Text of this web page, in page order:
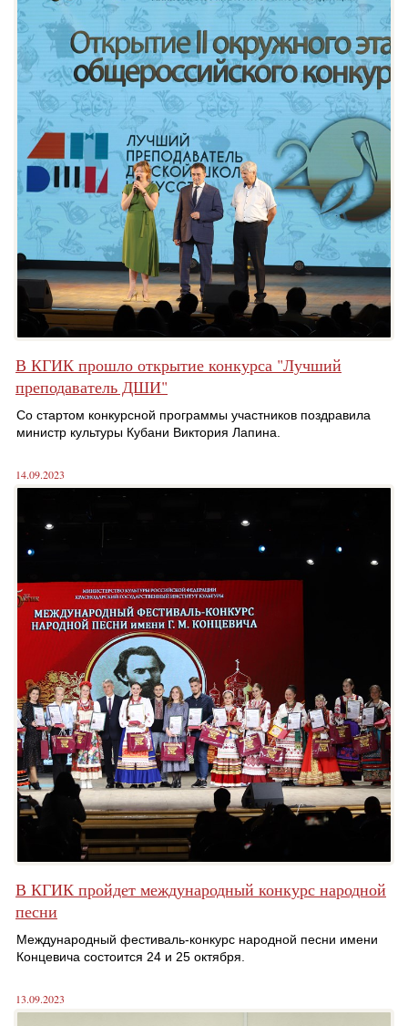
В КГИК прошло открытие конкурса "Лучший
преподаватель ДШИ"
Со стартом конкурсной программы участников поздравила
министр культуры Кубани Виктория Лапина.
14.09.2023
В КГИК пройдет международный конкурс народной
песни
Международный фестиваль-конкурс народной песни имени
Концевича состоится 24 и 25 октября.
13.09.2023